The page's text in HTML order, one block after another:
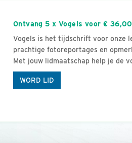
Ontvang 5 x Vogels voor €
Vogels is het tijdschrift voor onze
prachtige fotoreportages en
Met jouw lidmaatschap help je de
WORD LID